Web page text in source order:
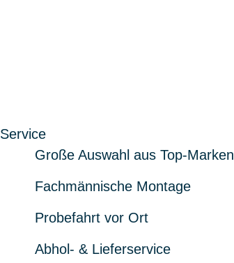
Service
Große Auswahl aus Top-Marken
Fachmännische Montage
Probefahrt vor Ort
Abhol- & Lieferservice